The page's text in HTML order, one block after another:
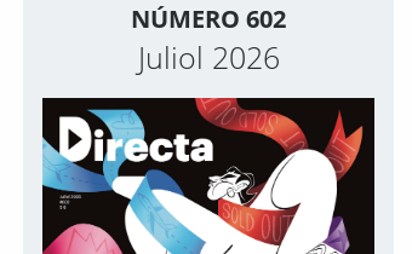
NÚMERO 602
Juliol 2026